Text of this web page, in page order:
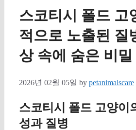
스코티시 폴드 고
적으로 노출된 질
상 속에 숨은 비밀
2026년 02월 05일 by petanimalscare
스코티시 폴드 고양이
성과 질병